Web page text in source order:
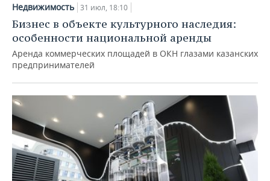
Недвижимость 31 июл, 18:10
Бизнес в объекте культурного наследия:
особенности национальной аренды
Аренда коммерческих площадей в ОКН глазами казанских
предпринимателей